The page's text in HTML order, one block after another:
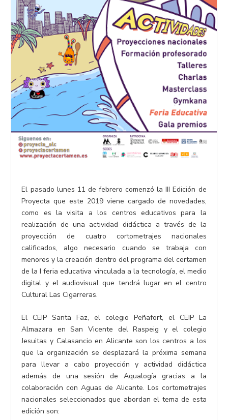
El pasado lunes 11 de febrero comenzó la III Edición de
Proyecta que este 2019 viene cargado de novedades,
como es la visita a los centros educativos para la
realización de una actividad didáctica a través de la
proyección de cuatro cortometrajes nacionales
calificados, algo necesario cuando se trabaja con
menores y la creación dentro del programa del certamen
de la I feria educativa vinculada a la tecnología, el medio
digital y el audiovisual que tendrá lugar en el centro
Cultural Las Cigarreras.
El CEIP Santa Faz, el colegio Peñafort, el CEIP La
Almazara en San Vicente del Raspeig y el colegio
Jesuitas y Calasancio en Alicante son los centros a los
que la organización se desplazará la próxima semana
para llevar a cabo proyección y actividad didáctica
además de una sesión de Aqualogía gracias a la
colaboración con Aguas de Alicante. Los cortometrajes
nacionales seleccionados que abordan el tema de esta
edición son: